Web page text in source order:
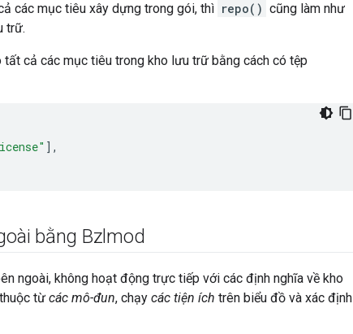
các mục tiêu xây dựng trong gói, thì repo() cũng làm như
trữ.
cả các mục tiêu trong kho lưu trữ bằng cách có tệp
],
bằng Bzlmod
ngoài, không hoạt động trực tiếp với các định nghĩa về kho
từ các mô-đun, chạy các tiện ích trên biểu đồ và xác định